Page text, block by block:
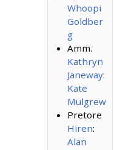
Whoopi
Goldber
g
Amm.
Kathryn
Janeway:
Kate
Mulgrew
Pretore
Hiren:
Alan